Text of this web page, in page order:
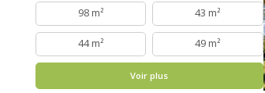
98 m² 43 m²
44 m² 49 m²
Voir plus